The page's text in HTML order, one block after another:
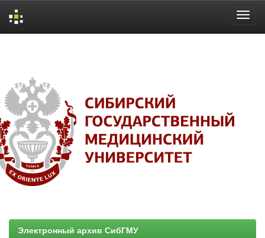
Электронный архив СибГМУ